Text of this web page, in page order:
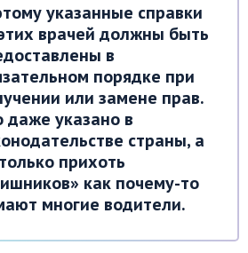
указанные справки
врачей должны быть
в
порядке при
или замене прав.
даже указано в
страны, а
прихоть
как почему-то
многие водители.